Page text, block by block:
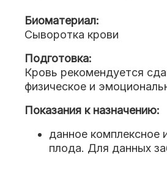
Биоматериал:
Сыворотка крови
Подготовка:
Кровь рекомендуется
физическое и
Показания к назначению:
данное комплексное
плода. Для данных